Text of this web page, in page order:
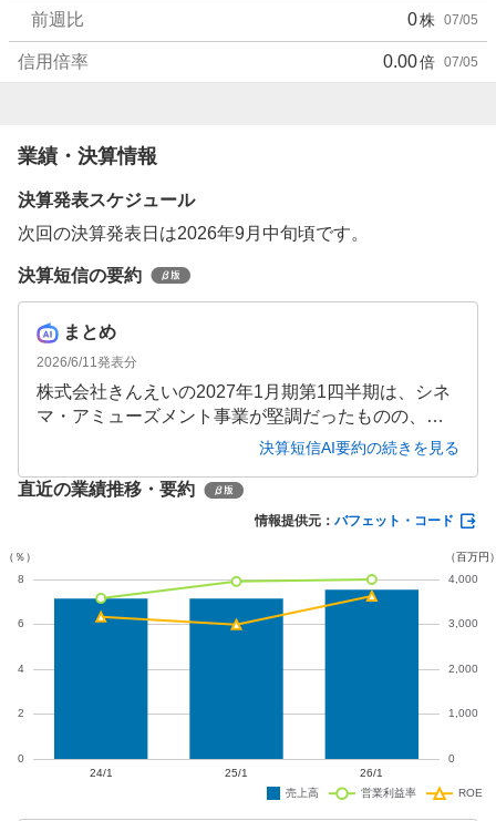
前週比 0株 07/05
信用倍率 0.00倍 07/05
業績・決算情報
決算発表スケジュール
次回の決算発表日は2026年9月中旬頃です。
決算短信の要約
まとめ
2026/6/11発表分
株式会社きんえいの2027年1月期第1四半期は、シネ
マ・アミューズメント事業が堅調だったものの、不
動産事業の減収により全体として減収減益となりま
利益4,200万円（同44.4％減）と厳しい結果となり、
通期でも減収減益を予想しています。
決算短信AI要約の続きを見る
直近の業績推移・要約
情報提供元： バフェット・コード